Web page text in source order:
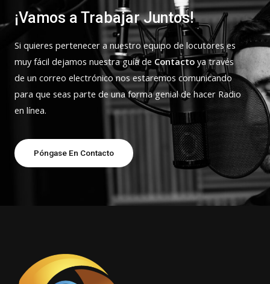
¡Vamos a Trabajar Juntos!
Si quieres pertenecer a nuestro equipo de locutores es
muy fácil dejamos nuestra guía de Contacto ya través
de un correo electrónico nos estaremos comunicando
para que seas parte de una forma genial de hacer Radio
en línea.
Póngase En Contacto